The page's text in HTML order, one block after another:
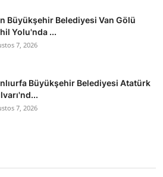
Büyükşehir Belediyesi Van Gölü
Yolu'nda ...
7, 2026
Büyükşehir Belediyesi Atatürk
7, 2026